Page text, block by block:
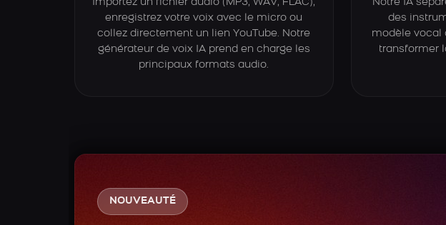
Importez un fichier audio (MP3, WAV, FLAC),
enregistrez votre voix avec le micro ou
collez directement un lien YouTube. Notre
générateur de voix IA prend en charge les
principaux formats audio.
Notre IA
des
modèle vocal
transformer
NOUVEAUTÉ